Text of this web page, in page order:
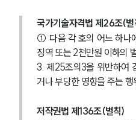
국가기술자격법 제26조(
① 다음 각 호의 어느 하나
징역 또는 2천만원 이하의
3. 제25조의3을 위반하여
거나 부당한 영향을 주는 행
저작권법 제136조(벌칙)